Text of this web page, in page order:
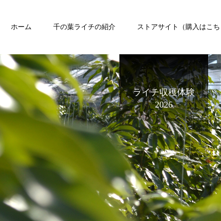
ホーム 千の葉ライチの紹介 ストアサイト（購入はこ
ライチ収穫体験
2026